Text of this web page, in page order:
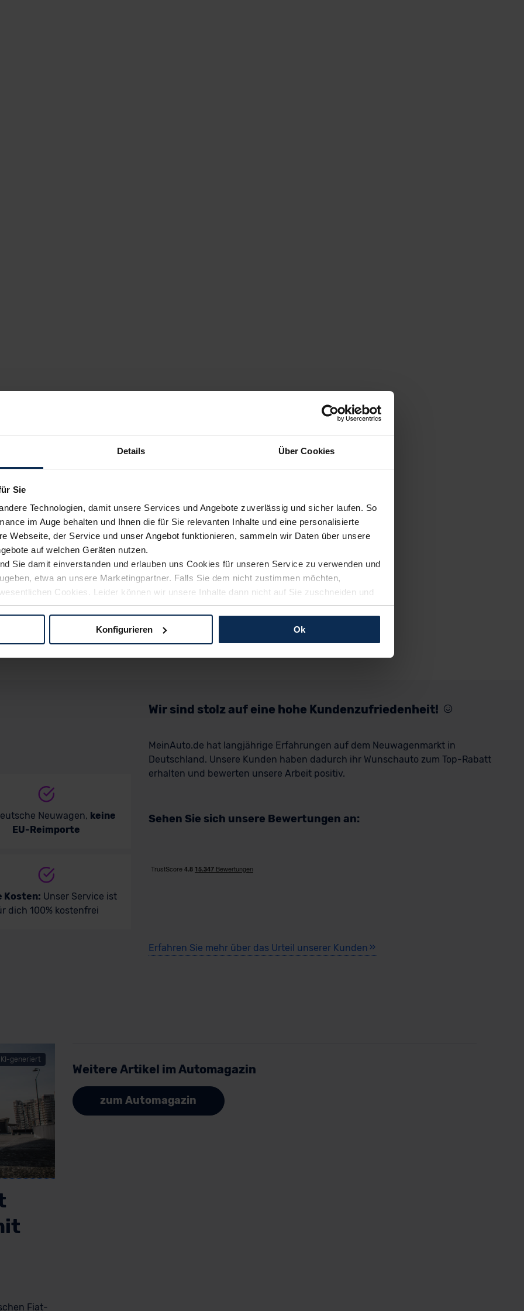
Details Über Cookies
Sie
Technologien, damit unsere Services und Angebote zuverlässig und sicher laufen. So
im Auge behalten und Ihnen die für Sie relevanten Inhalte und eine personalisierte
Webseite, der Service und unser Angebot funktionieren, sammeln wir Daten über unsere
auf welchen Geräten nutzen.
Sie damit einverstanden und erlauben uns Cookies für unseren Service zu verwenden und
etwa an unsere Marketingpartner. Falls Sie dem nicht zustimmen möchten,
Cookies. Leider können wir unsere Inhalte dann nicht auf Sie zuschneiden und
Weg zu Ihrem Neuwagen unterstützen. Sie können die Einstellungen jederzeit anpassen
Sie hierzu Ihre Einwilligung freiwillig erteilen. Nähere Informationen zu den bestehenden
Konfigurieren Ok
Neuwagen, keine
EU-Reimporte
Kosten: Unser Service ist
dich 100% kostenfrei
Wir sind stolz auf eine hohe Kundenzufriedenheit!
MeinAuto.de hat langjährige Erfahrungen auf dem Neuwagenmarkt in
Deutschland. Unsere Kunden haben dadurch ihr Wunschauto zum Top-Rabatt
erhalten und bewerten unsere Arbeit positiv.
Sehen Sie sich unsere Bewertungen an:
Erfahren Sie mehr über das Urteil unserer Kunden
KI-generiert
Fiat-
Weitere Artikel im Automagazin
zum Automagazin